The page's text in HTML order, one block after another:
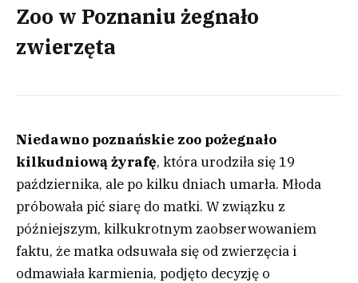
Zoo w Poznaniu żegnało
zwierzęta
Niedawno poznańskie zoo pożegnało
kilkudniową żyrafę, która urodziła się 19
października, ale po kilku dniach umarła. Młoda
próbowała pić siarę do matki. W związku z
późniejszym, kilkukrotnym zaobserwowaniem
faktu, że matka odsuwała się od zwierzęcia i
odmawiała karmienia, podjęto decyzję o